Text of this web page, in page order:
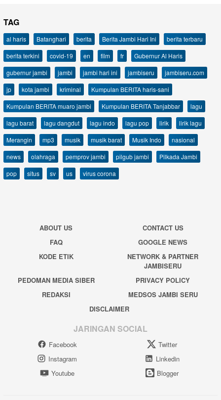
TAG
al haris Batanghari berita Berita Jambi Hari Ini
berita terbaru
berita terkini
covid-19 en film fr
Gubernur Al Haris
gubernur jambi
jambi jambi hari ini jambiseru
jambiseru.com
jp
kota jambi kriminal
Kumpulan BERITA haris-sani
Kumpulan BERITA muaro jambi
Kumpulan BERITA Tanjabbar
lagu
lagu barat
lagu dangdut lagu indo lagu pop lirik
lirik lagu
Merangin
mp3 musik musik barat Musik Indo
nasional
news
olahraga pemprov jambi pilgub jambi
Pilkada Jambi
pop
situs sv us virus corona
ABOUT US
CONTACT US
FAQ
GOOGLE NEWS
KODE ETIK
NETWORK & PARTNER
JAMBISERU
PEDOMAN MEDIA SIBER
PRIVACY POLICY
REDAKSI
MEDSOS JAMBI SERU
DISCLAIMER
JARINGAN SOCIAL
Facebook
Twitter
Instagram
Linkedin
Youtube
Blogger